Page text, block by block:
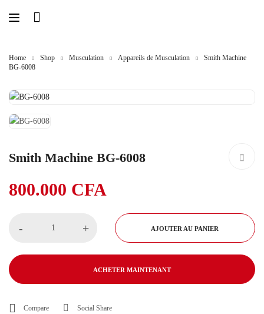
Home Shop Musculation Appareils de Musculation
Smith Machine
BG-6008
Smith Machine BG-6008
800.000 CFA
- + AJOUTER AU PANIER
ACHETER MAINTENANT
Compare Social Share